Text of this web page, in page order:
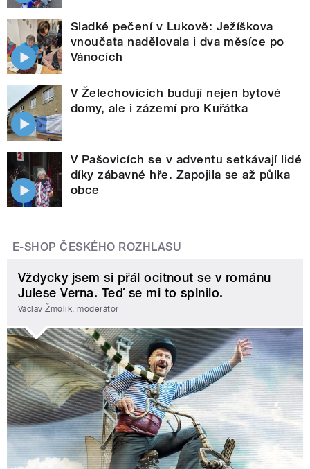
Sladké pečení v Lukově: Ježíškova
vnoučata nadělovala i dva měsíce po
Vánocích
V Želechovicích budují nejen bytové
domy, ale i zázemí pro Kuřátka
V Pašovicích se v adventu setkávají lidé
díky zábavné hře. Zapojila se až půlka
obce
E-SHOP ČESKÉHO ROZHLASU
Vždycky jsem si přál ocitnout se v románu
Julese Verna. Teď se mi to splnilo.
Václav Žmolík, moderátor